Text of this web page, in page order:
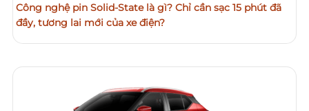
Công nghệ pin Solid-State là gì? Chỉ cần sạc 15 phút đã
đầy, tương lai mới của xe điện?